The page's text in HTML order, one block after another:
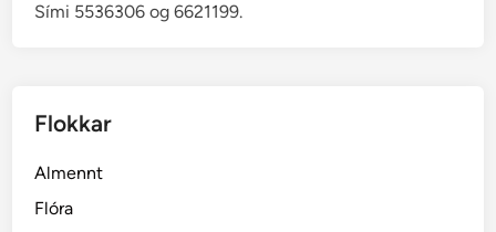
Sími 5536306 og 6621199.
Flokkar
Almennt
Flóra